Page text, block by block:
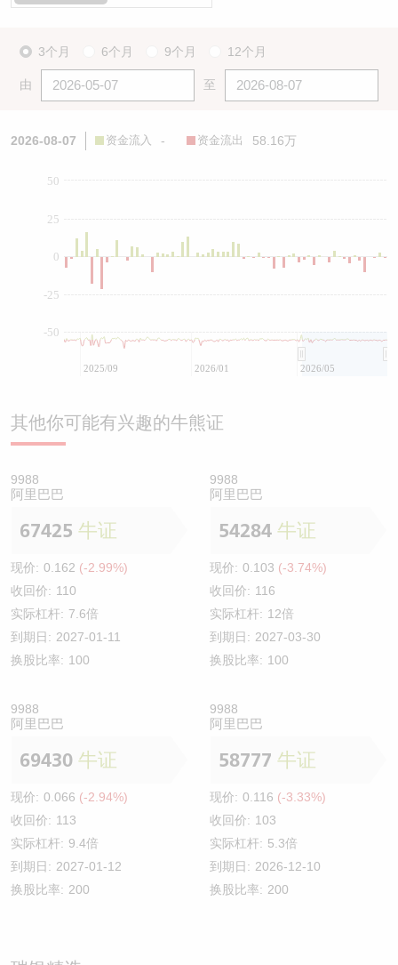
3个月 6个月 9个月 12个月
由 至
2026-08-07 资金流入 - 资金流出 58.16万
0
-50
-25
25
50
2025/09 2026/01 2026/05
其他你可能有兴趣的牛熊证
9988
阿里巴巴
67425 牛证
现价: 0.162 (-2.99%)
收回价: 110
实际杠杆: 7.6倍
到期日: 2027-01-11
换股比率: 100
9988
阿里巴巴
54284 牛证
现价: 0.103 (-3.74%)
收回价: 116
实际杠杆: 12倍
到期日: 2027-03-30
换股比率: 100
9988
阿里巴巴
69430 牛证
现价: 0.066 (-2.94%)
收回价: 113
实际杠杆: 9.4倍
到期日: 2027-01-12
换股比率: 200
9988
阿里巴巴
58777 牛证
现价: 0.116 (-3.33%)
收回价: 103
实际杠杆: 5.3倍
到期日: 2026-12-10
换股比率: 200